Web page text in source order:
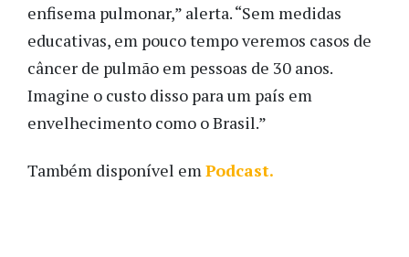
enfisema pulmonar,” alerta. “Sem medidas
educativas, em pouco tempo veremos casos de
câncer de pulmão em pessoas de 30 anos.
Imagine o custo disso para um país em
envelhecimento como o Brasil.”
Também disponível emPodcast.